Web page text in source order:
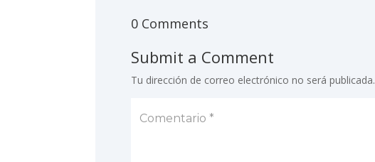
0 Comments
Submit a Comment
Tu dirección de correo electrónico no será publicada.